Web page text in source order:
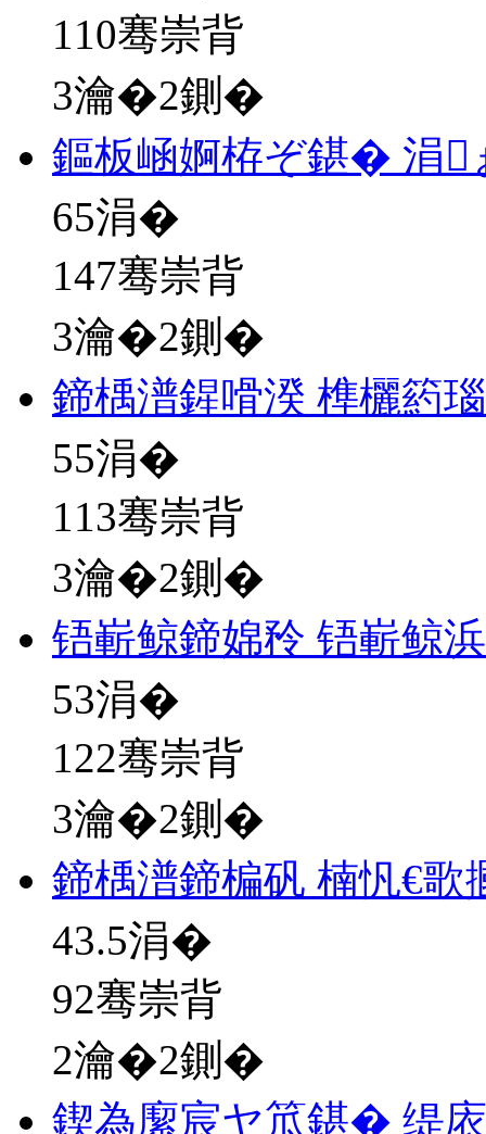
110骞崇背
3瀹�2鍘�
鏂板崡婀栫ぞ鍖� 涓
65涓�
147骞崇背
3瀹�2鍘�
鍗楀潽鍟嗗湀 榫欐箹
55涓�
113骞崇背
3瀹�2鍘�
铻嶄鲸鍗婂矝 铻嶄鲸
53涓�
122骞崇背
3瀹�2鍘�
鍗楀潽鍗楄矾 楠忛€
43.5涓�
92骞崇背
2瀹�2鍘�
鍥為緳宸ヤ笟鍖� 缇